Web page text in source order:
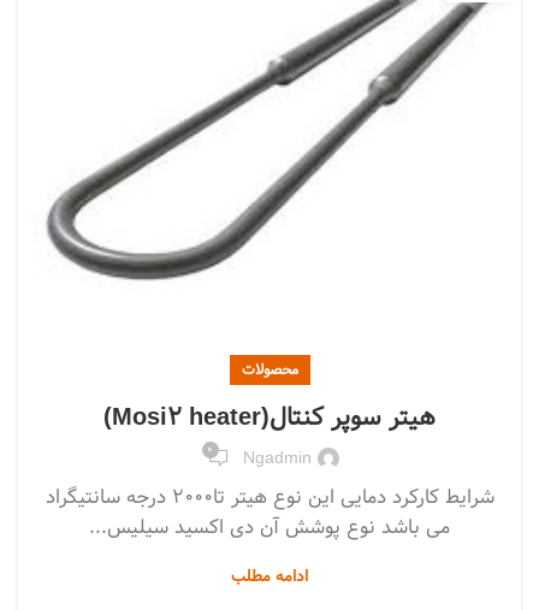
محصولات
هیتر سوپر کنتال(Mosi2 heater)
Ngadmin
0
شرایط کارکرد دمایی این نوع هیتر تا2000 درجه سانتیگراد
می باشد نوع پوشش آن دی اکسید سیلیس...
ادامه مطلب